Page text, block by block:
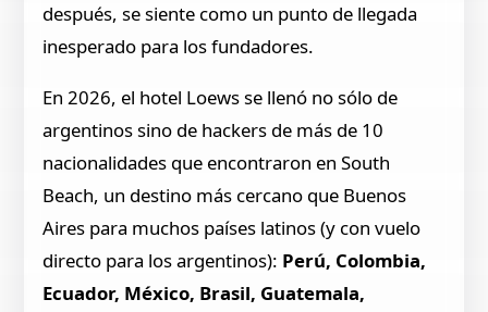
después, se siente como un punto de llegada
inesperado para los fundadores.
En 2026, el hotel Loews se llenó no sólo de
argentinos sino de hackers de más de 10
nacionalidades que encontraron en South
Beach, un destino más cercano que Buenos
Aires para muchos países latinos (y con vuelo
directo para los argentinos): Perú, Colombia,
Ecuador, México, Brasil, Guatemala,